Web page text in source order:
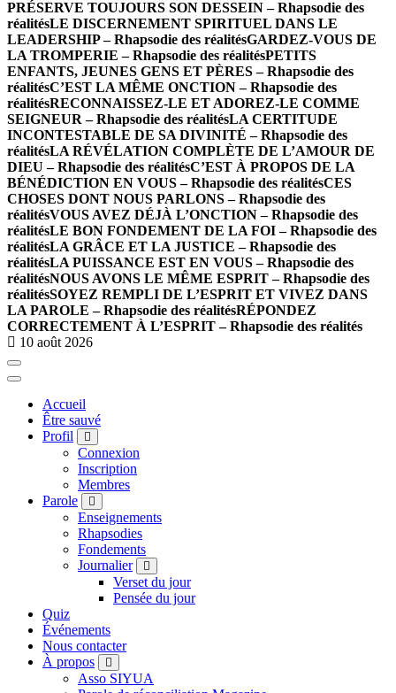
PRÉSERVE TOUJOURS SON DESSEIN – Rhapsodie des
réalitésLE DISCERNEMENT SPIRITUEL DANS LE
LEADERSHIP – Rhapsodie des réalitésGARDEZ-VOUS DE
LA TROMPERIE – Rhapsodie des réalitésPETITS
ENFANTS, JEUNES GENS ET PÈRES – Rhapsodie des
réalitésC’EST LA MÊME ONCTION – Rhapsodie des
réalitésRECONNAISSEZ-LE ET ADOREZ-LE COMME
SEIGNEUR – Rhapsodie des réalitésLA CERTITUDE
INCONTESTABLE DE SA DIVINITÉ – Rhapsodie des
réalitésLA RÉVÉLATION COMPLÈTE DE L’AMOUR DE
DIEU – Rhapsodie des réalitésC’EST À PROPOS DE LA
BÉNÉDICTION EN VOUS – Rhapsodie des réalitésCES
CHOSES DONT NOUS PARLONS – Rhapsodie des
réalitésVOUS AVEZ DÉJÀ L’ONCTION – Rhapsodie des
réalitésLE BON FONDEMENT DE LA FOI – Rhapsodie des
réalitésLA GRÂCE ET LA JUSTICE – Rhapsodie des
réalitésLA PUISSANCE EST EN VOUS – Rhapsodie des
réalitésNOUS AVONS LE MÊME ESPRIT – Rhapsodie des
réalitésSOYEZ REMPLI DE L’ESPRIT ET VIVEZ DANS
LA PAROLE – Rhapsodie des réalitésRÉPONDEZ
CORRECTEMENT À L’ESPRIT – Rhapsodie des réalités
10 août 2026
Accueil
Être sauvé
Profil
Connexion
Inscription
Membres
Parole
Enseignements
Rhapsodies
Fondements
Journalier
Verset du jour
Pensée du jour
Quiz
Événements
Nous contacter
À propos
Asso SIYUA